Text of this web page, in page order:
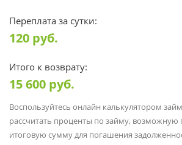
Переплата за сутки:
120 руб.
Итого к возврату:
15 600 руб.
Воспользуйтесь онлайн калькулятором
рассчитать проценты по займу, возможную
итоговую сумму для погашения